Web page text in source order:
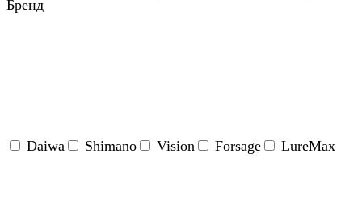
Бренд
Daiwa Shimano Vision Forsage LureMax